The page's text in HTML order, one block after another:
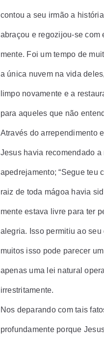
contou a seu irmão a
abraçou e regozijou-se com
mente. Foi um tempo de
a única nuvem na vida
limpo novamente e a
para aqueles que não
Através do arrependimento
Jesus havia recomendado
apedrejamento; “Segue teu
raiz de toda mágoa havia
mente estava livre para ter
alegria. Isso permitiu ao
muitos isso pode parecer
apenas uma lei natural
irrestritamente.
Nos deparando com tais
profundamente porque